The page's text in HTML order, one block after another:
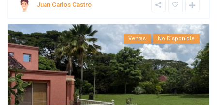
Juan Carlos Castro
Ventas No Disponible